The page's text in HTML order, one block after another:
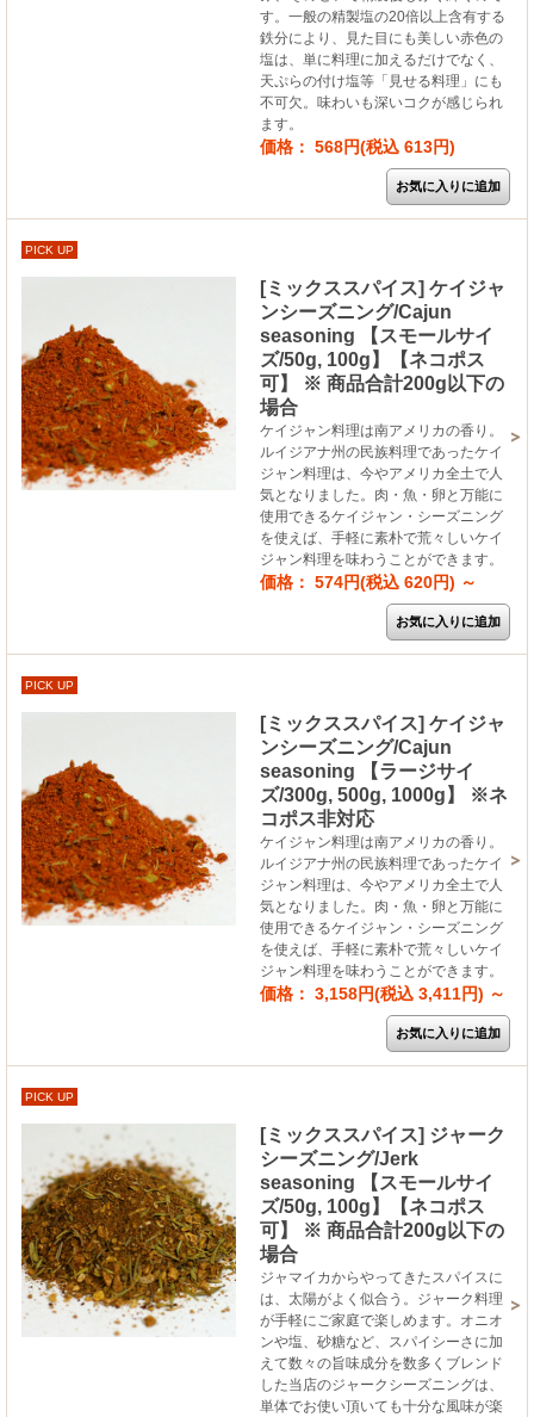
す。一般の精製塩の20倍以上含有する
鉄分により、見た目にも美しい赤色の
塩は、単に料理に加えるだけでなく、
天ぷらの付け塩等「見せる料理」にも
不可欠。味わいも深いコクが感じられ
ます。
価格： 568円(税込 613円)
PICK UP
[ミックススパイス] ケイジャ
ンシーズニング/Cajun
seasoning 【スモールサイ
ズ/50g, 100g】【ネコポス
可】 ※ 商品合計200g以下の
場合
ケイジャン料理は南アメリカの香り。
ルイジアナ州の民族料理であったケイ
ジャン料理は、今やアメリカ全土で人
気となりました。肉・魚・卵と万能に
使用できるケイジャン・シーズニング
を使えば、手軽に素朴で荒々しいケイ
ジャン料理を味わうことができます。
価格： 574円(税込 620円) ～
PICK UP
[ミックススパイス] ケイジャ
ンシーズニング/Cajun
seasoning 【ラージサイ
ズ/300g, 500g, 1000g】 ※ネ
コポス非対応
ケイジャン料理は南アメリカの香り。
ルイジアナ州の民族料理であったケイ
ジャン料理は、今やアメリカ全土で人
気となりました。肉・魚・卵と万能に
使用できるケイジャン・シーズニング
を使えば、手軽に素朴で荒々しいケイ
ジャン料理を味わうことができます。
価格： 3,158円(税込 3,411円) ～
PICK UP
[ミックススパイス] ジャーク
シーズニング/Jerk
seasoning 【スモールサイ
ズ/50g, 100g】【ネコポス
可】 ※ 商品合計200g以下の
場合
ジャマイカからやってきたスパイスに
は、太陽がよく似合う。ジャーク料理
が手軽にご家庭で楽しめます。オニオ
ンや塩、砂糖など、スパイシーさに加
えて数々の旨味成分を数多くブレンド
した当店のジャークシーズニングは、
単体でお使い頂いても十分な風味が楽